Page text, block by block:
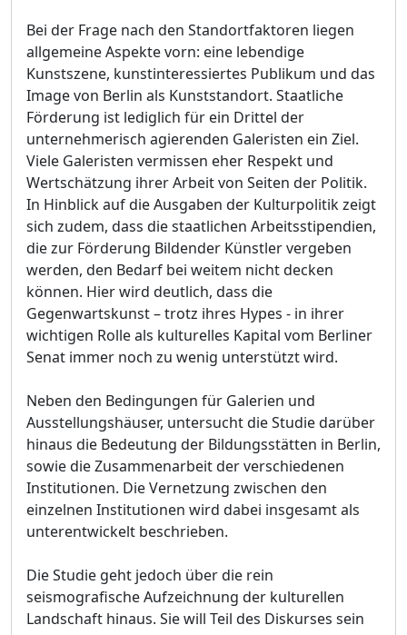
Bei der Frage nach den Standortfaktoren liegen
allgemeine Aspekte vorn: eine lebendige
Kunstszene, kunstinteressiertes Publikum und das
Image von Berlin als Kunststandort. Staatliche
Förderung ist lediglich für ein Drittel der
unternehmerisch agierenden Galeristen ein Ziel.
Viele Galeristen vermissen eher Respekt und
Wertschätzung ihrer Arbeit von Seiten der Politik.
In Hinblick auf die Ausgaben der Kulturpolitik zeigt
sich zudem, dass die staatlichen Arbeitsstipendien,
die zur Förderung Bildender Künstler vergeben
werden, den Bedarf bei weitem nicht decken
können. Hier wird deutlich, dass die
Gegenwartskunst – trotz ihres Hypes - in ihrer
wichtigen Rolle als kulturelles Kapital vom Berliner
Senat immer noch zu wenig unterstützt wird.
Neben den Bedingungen für Galerien und
Ausstellungshäuser, untersucht die Studie darüber
hinaus die Bedeutung der Bildungsstätten in Berlin,
sowie die Zusammenarbeit der verschiedenen
Institutionen. Die Vernetzung zwischen den
einzelnen Institutionen wird dabei insgesamt als
unterentwickelt beschrieben.
Die Studie geht jedoch über die rein
seismografische Aufzeichnung der kulturellen
Landschaft hinaus. Sie will Teil des Diskurses sein